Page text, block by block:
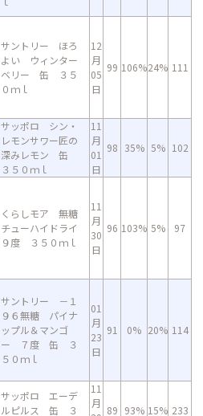
サントリー ほろ
よい ウィンター
ベリー 缶 ３５
０ｍｌ
12
月
05
日
99 106%24% 111
サッポロ シン・
レモンサワー匠の
深みレモン 缶
３５０ｍｌ
11
月
01
日
98 35% 5% 102
くらしモア 無糖
チューハイドライ
９度 ３５０ｍｌ
11
月
30
日
96 103% 5% 97
サントリー －１
９６無糖 パイナ
ップル＆マンゴ
ー ７度 缶 ３
５０ｍｌ
01
月
23
日
91 0% 20% 114
サッポロ エーデ
ルピルス 缶 ３
11
月
89 93% 15% 233